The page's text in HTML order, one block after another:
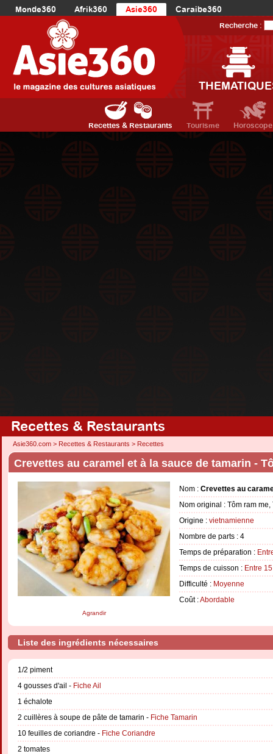
Monde360 Afrik360 Asie360
Caraibe360
Europe360
AmériqueDuNord360
Océanie360
Recherche :
Recettes & Restaurants Tourisme Horoscope
Recettes & Restaurants
Asie360.com > Recettes & Restaurants > Recettes
Crevettes au caramel et à la sauce de tamarin -
Agrandir
Nom : Crevettes au
Nom original : Tôm ram me,
Origine : vietnamienne
Nombre de parts : 4
Temps de préparation :
Temps de cuisson : Entre
Difficulté : Moyenne
Coût :Abordable
Liste des ingrédients nécessaires
1/2 piment
4 gousses d'ail - Fiche Ail
1 échalote
2 cuillères à soupe de pâte de tamarin - Fiche Tamarin
10 feuilles de coriandre - Fiche Coriandre
2 tomates